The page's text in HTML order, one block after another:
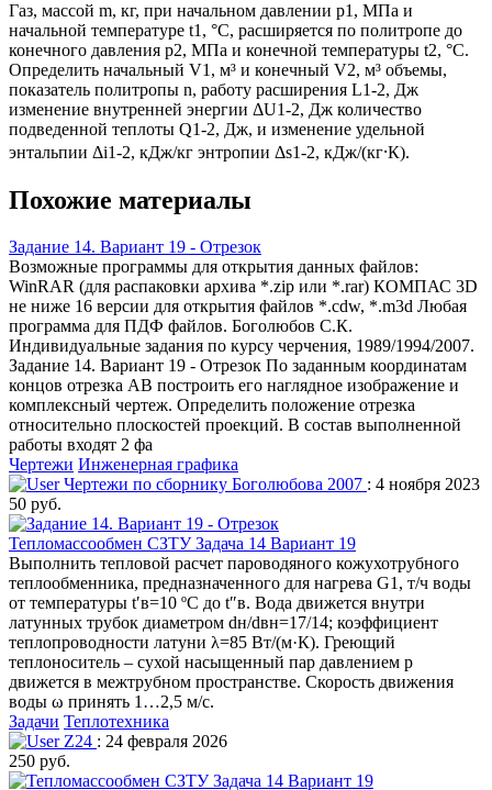
Газ, массой m, кг, при начальном давлении р1, МПа и
начальной температуре t1, °С, расширяется по политропе до
конечного давления р2, МПа и конечной температуры t2, °С.
Определить начальный V1, м³ и конечный V2, м³ объемы,
показатель политропы n, работу расширения L1-2, Дж
изменение внутренней энергии ΔU1-2, Дж количество
подведенной теплоты Q1-2, Дж, и изменение удельной
энтальпии Δi1-2, кДж/кг энтропии Δs1-2, кДж/(кг⸱К).
Похожие материалы
Задание 14. Вариант 19 - Отрезок
Возможные программы для открытия данных файлов:
WinRAR (для распаковки архива *.zip или *.rar) КОМПАС 3D
не ниже 16 версии для открытия файлов *.cdw, *.m3d Любая
программа для ПДФ файлов. Боголюбов С.К.
Индивидуальные задания по курсу черчения, 1989/1994/2007.
Задание 14. Вариант 19 - Отрезок По заданным координатам
концов отрезка АВ построить его наглядное изображение и
комплексный чертеж. Определить положение отрезка
относительно плоскостей проекций. В состав выполненной
работы входят 2 фа
Чертежи Инженерная графика
Чертежи по сборнику Боголюбова 2007 : 4 ноября 2023
50 руб.
Тепломассообмен СЗТУ Задача 14 Вариант 19
Выполнить тепловой расчет пароводяного кожухотрубного
теплообменника, предназначенного для нагрева G1, т/ч воды
от температуры t′в=10 ºС до t″в. Вода движется внутри
латунных трубок диаметром dн/dвн=17/14; коэффициент
теплопроводности латуни λ=85 Вт/(м·К). Греющий
теплоноситель – сухой насыщенный пар давлением р
движется в межтрубном пространстве. Скорость движения
воды ω принять 1…2,5 м/c.
Задачи Теплотехника
Z24 : 24 февраля 2026
250 руб.